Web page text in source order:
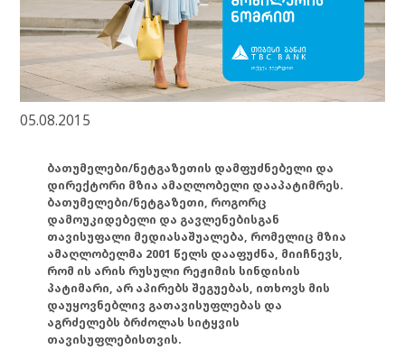
05.08.2015
ბათუმელები/ნეტგაზეთის დამფუძნებელი და
დირექტორი მზია ამაღლობელი დააპატიმრეს.
ბათუმელები/ნეტგაზეთი, როგორც
დამოუკიდებელი და გავლენებისგან
თავისუფალი მედიასაშუალება, რომელიც მზია
ამაღლობელმა 2001 წელს დააფუძნა, მიიჩნევს,
რომ ის არის რუსული რეჟიმის სინდისის
პატიმარი, არ აპირებს შეგუებას, ითხოვს მის
დაუყოვნებლივ გათავისუფლებას და
აგრძელებს ბრძოლას სიტყვის
თავისუფლებისთვის.